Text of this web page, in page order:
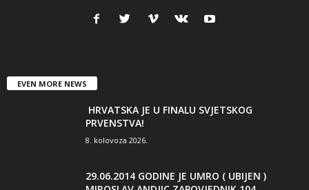
EVEN MORE NEWS
HRVATSKA JE U FINALU SVJETSKOG
PRVENSTVA!
8. kolovoza 2026.
29.06.2014 GODINE JE UMRO ( UBIJEN )